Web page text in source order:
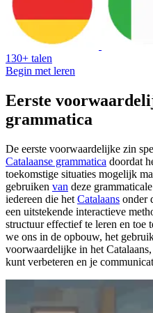
130+ talen
Begin met leren
Eerste
grammatica
De eerste voorwaardelijke zin
Catalaanse grammatica doordat
toekomstige situaties mogelijk
gebruiken van deze
iedereen die het Catalaans onder
een uitstekende interactieve
structuur effectief te leren en toe
we ons in de opbouw, het
voorwaardelijke in het
kunt verbeteren en je